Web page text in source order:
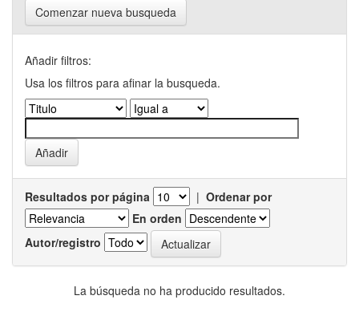
Comenzar nueva busqueda
Añadir filtros:
Usa los filtros para afinar la busqueda.
Resultados por página | Ordenar por
En orden
Autor/registro
La búsqueda no ha producido resultados.